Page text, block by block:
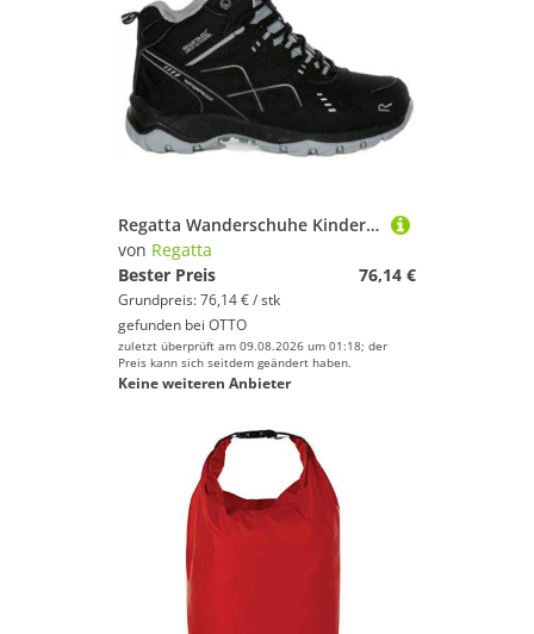
Regatta Wanderschuhe Kinder VendeavourBootJnr Kids Boots Outdoorschuh
von Regatta
Bester Preis
76,14 €
Grundpreis: 76,14 € / stk
gefunden bei OTTO
zuletzt überprüft am 09.08.2026 um 01:18; der
Preis kann sich seitdem geändert haben.
Keine weiteren Anbieter